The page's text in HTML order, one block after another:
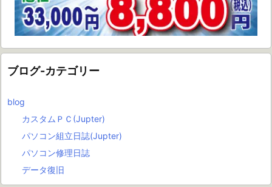
ブログ-カテゴリー
blog
カスタムＰＣ(Jupter)
パソコン組立日誌(Jupter)
パソコン修理日誌
データ復旧